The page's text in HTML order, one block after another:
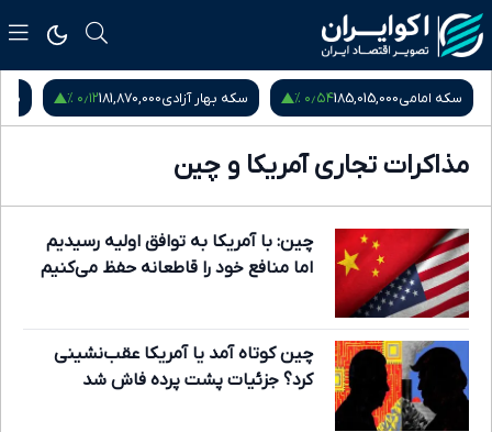
185,015,000۰٫۵۴ % سکه بهار آزادی181,870,000۰٫۱۲ % نیم سکه
مذاکرات تجاری آمریکا و چین
چین: با آمریکا به توافق اولیه رسیدیم
اما منافع خود را قاطعانه حفظ می‌کنیم
چین کوتاه آمد یا آمریکا عقب‌نشینی
کرد؟ جزئیات پشت پرده فاش شد